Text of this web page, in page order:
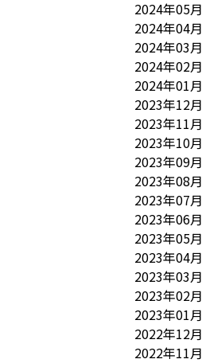
2024年05月
2024年04月
2024年03月
2024年02月
2024年01月
2023年12月
2023年11月
2023年10月
2023年09月
2023年08月
2023年07月
2023年06月
2023年05月
2023年04月
2023年03月
2023年02月
2023年01月
2022年12月
2022年11月